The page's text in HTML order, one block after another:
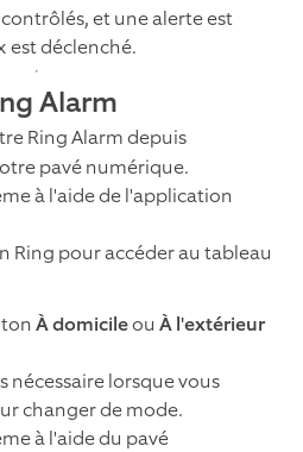
et une alerte est
est déclenché.
Alarm
Ring Alarm depuis
pavé numérique.
à l'aide de l'application
Ring pour accéder au tableau
À domicileou À l'extérieur
nécessaire lorsque vous
changer de mode.
à l'aide du pavé